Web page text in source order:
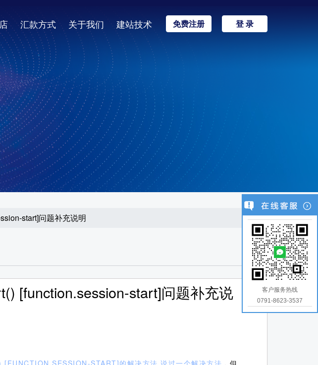
汇款方式 关于我们 建站技术 免费注册 登 录
start]问题补充说明
[function.session-start]问题补充说
START]的解决方法 说过一个解决方法 ，但
客户服务热线
0791-8623-3537